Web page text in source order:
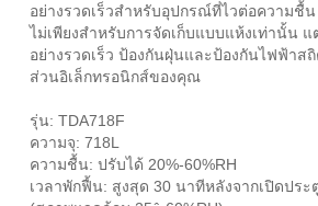
อย่างรวดเร็วสำหรับอุปกรณ์ที่ไวต่อความชื้
ไม่เพียงสำหรับการจัดเก็บแบบแห้งเท่านั้น
อย่างรวดเร็ว ป้องกันฝุ่นและป้องกันไฟฟ้าส
ส่วนอิเล็กทรอนิกส์ของคุณ
รุ่น: TDA718F
ความจุ: 718L
ความชื้น: ปรับได้ 20%-60%RH
เวลาพักฟื้น: สูงสุด 30 นาทีหลังจากเปิดปร